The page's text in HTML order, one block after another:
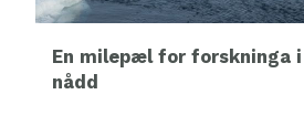
En milepæl for forskninga
nådd